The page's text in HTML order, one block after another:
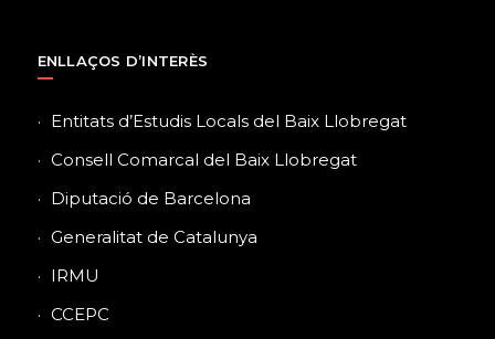
ENLLAÇOS D’INTERÈS
Entitats d’Estudis Locals del Baix Llobregat
Consell Comarcal del Baix Llobregat
Diputació de Barcelona
Generalitat de Catalunya
IRMU
CCEPC